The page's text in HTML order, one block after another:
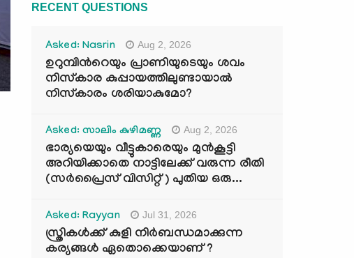
RECENT QUESTIONS
Asked: Nasrin Aug 2, 2026
ഉറുമ്പിന്‍റെയും പ്രാണിയുടെയും ശവം
നിസ്കാര കുപ്പായത്തിലുണ്ടായാൽ
നിസ്കാരം ശരിയാകുമോ?
Asked: സാലിം കുഴിമണ്ണ Aug 2, 2026
ഭാര്യയെയും വീട്ടുകാരെയും മുൻകൂട്ടി
അറിയിക്കാതെ നാട്ടിലേക്ക് വരുന്ന രീതി
(സർപ്രൈസ് വിസിറ്റ് ) പുതിയ ഒരു...
Asked: Rayyan Jul 31, 2026
സ്ത്രികൾക്ക് കുളി നിർബന്ധമാക്കുന്ന
കര്യങ്ങൾ ഏതൊക്കെയാണ് ?